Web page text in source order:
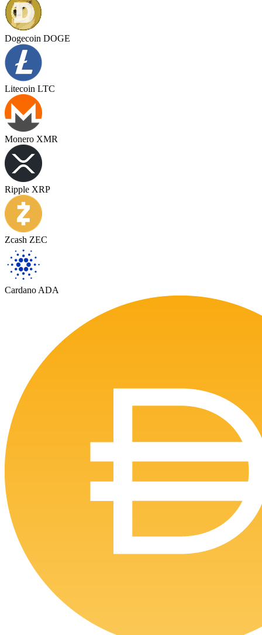
Dogecoin DOGE
Litecoin LTC
Monero XMR
Ripple XRP
Zcash ZEC
Cardano ADA